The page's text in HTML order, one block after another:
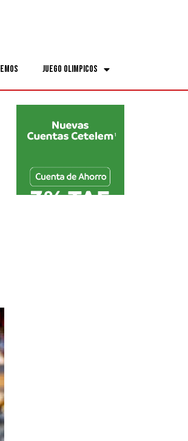
Juego Olimpicos